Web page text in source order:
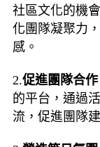
社區文化的機
化團隊凝聚力
感。
2.促進團隊合作
的平台，通過
流，促進團隊